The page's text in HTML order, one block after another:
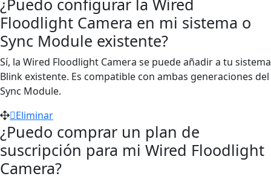
Floodlight Camera en mi sistema o
Sync Module existente?
Sí, la Wired Floodlight Camera se puede añadir a tu sistema
Blink existente. Es compatible con ambas generaciones del
Sync Module.
Eliminar
¿Puedo comprar un plan de
suscripción para mi Wired Floodlight
Camera?